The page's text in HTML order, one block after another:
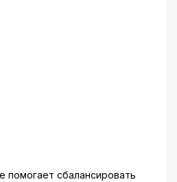
помогает сбалансировать